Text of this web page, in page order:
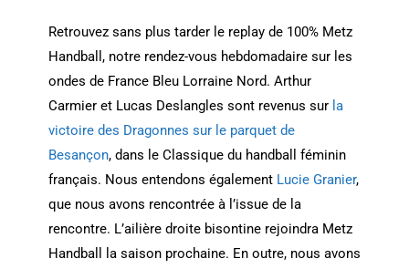
Retrouvez sans plus tarder le replay de 100% Metz
Handball, notre rendez-vous hebdomadaire sur les
ondes de France Bleu Lorraine Nord. Arthur
Carmier et Lucas Deslangles sont revenus sur la
victoire des Dragonnes sur le parquet de
Besançon, dans le Classique du handball féminin
français. Nous entendons également Lucie Granier,
que nous avons rencontrée à l’issue de la
rencontre. L’ailière droite bisontine rejoindra Metz
Handball la saison prochaine. En outre, nous avons